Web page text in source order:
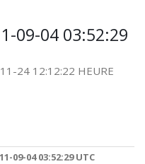
09-04 03:52:29
24 12:12:22 HEURE
09-04 03:52:29 UTC